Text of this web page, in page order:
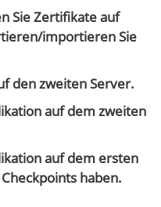
Sie Zertifikate auf
importieren Sie
den zweiten Server.
auf dem zweiten
auf dem ersten
haben.